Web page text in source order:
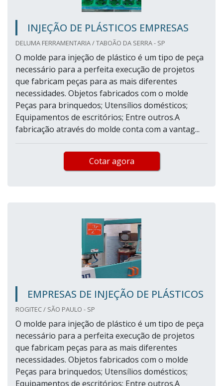
INJEÇÃO DE PLÁSTICOS EMPRESAS
DELUMA FERRAMENTARIA / TABOÃO DA SERRA - SP
O molde para injeção de plástico é um tipo de peça
necessário para a perfeita execução de projetos
que fabricam peças para as mais diferentes
necessidades. Objetos fabricados com o molde
Peças para brinquedos; Utensílios domésticos;
Equipamentos de escritórios; Entre outros.A
fabricação através do molde conta com a vantag...
Cotar agora
EMPRESAS DE INJEÇÃO DE PLÁSTICOS
ROGITEC / SÃO PAULO - SP
O molde para injeção de plástico é um tipo de peça
necessário para a perfeita execução de projetos
que fabricam peças para as mais diferentes
necessidades. Objetos fabricados com o molde
Peças para brinquedos; Utensílios domésticos;
Equipamentos de escritórios; Entre outros.A